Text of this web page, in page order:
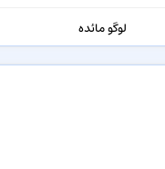
لوگو مائده